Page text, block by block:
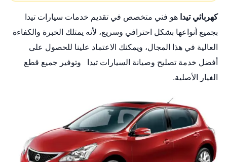
كهربائي تيدا هو فني متخصص في تقديم خدمات سيارات تيدا
بجميع أنواعها بشكل احترافي وسريع، لأنه يمتلك الخبرة والكفاءة
العالية في هذا المجال، ويمكنك الاعتماد علينا للحصول على
أفضل خدمة تصليح وصيانة السيارات تيدا وتوفير جميع قطع
الغيار الأصلية.